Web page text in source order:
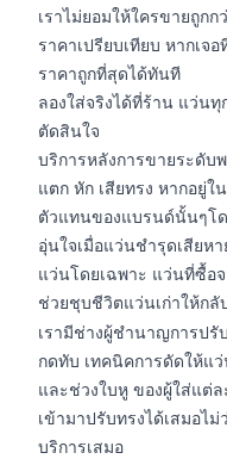
เราไม่ยอมให้ใครขายถูก
ราคาเปรียบเทียบ หากเจ
ราคาถูกที่สุดได้ทันที
ลองใส่จริงได้ที่ร้าน แว่น
ตัดสินใจ
บริการหลังการขายระดับ
แตก หัก เสียทรง หากอยู่ใ
ตัวแทนของแบรนด์นั้นๆโ
อุ่นใจเมื่อแว่นชำรุดเสียห
แว่นโดยเฉพาะ แว่นที่ซื้อ
ช่วยชุบชีวิตแว่นเก่าให้กลั
เรามีช่างผู้ชำนาญการปรั
กดทับ เทคนิคการดัดให้แ
และช่วงใบหู ของผู้ใส่แต่
เข้ามาปรับทรงได้เสมอไ
บริการเสมอ